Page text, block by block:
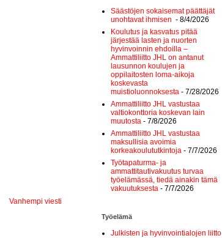
Vanhempi viesti
Säästöjen sokaisemat päättäjät
unohtavat ihmisen - 8/4/2026
Koulutus ja kasvatus pitää
järjestää lasten ja nuorten
hyvinvoinnin ehdoilla –
Ammattiliitto JHL on antanut
lausunnon koulujen ja
oppilaitosten loma-aikoja
koskevasta
muistioluonnoksesta - 7/28/2026
Ammattiliitto JHL vastustaa
valtiokonttoria koskevan lain
muutosta - 7/8/2026
Ammattiliitto JHL vastustaa
maksullisia avoimia
korkeakoulututkintoja - 7/7/2026
Työtapaturma- ja
ammattitautivakuutus turvaa
työelämässä, tiedä ainakin tämä
vakuutuksesta - 7/7/2026
Työelämä
Julkisten ja hyvinvointialojen liitto